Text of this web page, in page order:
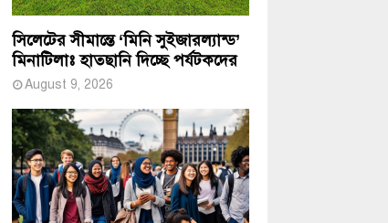
সিলেটের সীমান্তে ‘মিনি সুইজারল্যান্ড’
মিনাটিলাঃ হাতছানি দিচ্ছে পর্যটকদের
August 9, 2026